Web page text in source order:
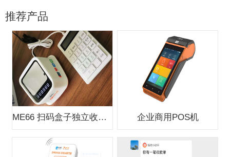
推荐产品
ME66 扫码盒子独立收款支付盒子 企业商用POS机